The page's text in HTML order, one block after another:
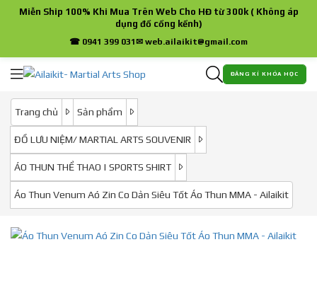
Miễn Ship 100% Khi Mua Trên Web Cho HĐ từ 300k ( Không áp
dụng đồ cồng kềnh)
☎ 0941 399 031✉ web.ailaikit@gmail.com
ĐĂNG KÍ KHÓA HỌC
Trang chủ Sản phẩm
ĐỒ LƯU NIỆM/ MARTIAL ARTS SOUVENIR
ÁO THUN THỂ THAO | SPORTS SHIRT
Áo Thun Venum Aó Zin Co Dản Siêu Tốt Áo Thun MMA - Ailaikit